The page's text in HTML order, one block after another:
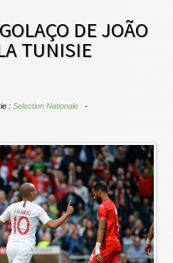
DE JOÃO
TUNISIE
:Selection Nationale